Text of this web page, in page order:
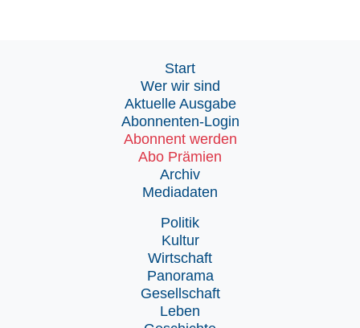
Start
Wer wir sind
Aktuelle Ausgabe
Abonnenten-Login
Abonnent werden
Abo Prämien
Archiv
Mediadaten
Politik
Kultur
Wirtschaft
Panorama
Gesellschaft
Leben